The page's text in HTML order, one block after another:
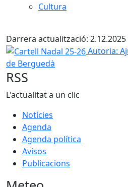
Cultura
Darrera actualització:
Cartell Nadal 25-26
Autoria:
de Berguedà
RSS
L'actualitat a un clic
Notícies
Agenda
Agenda política
Avisos
Publicacions